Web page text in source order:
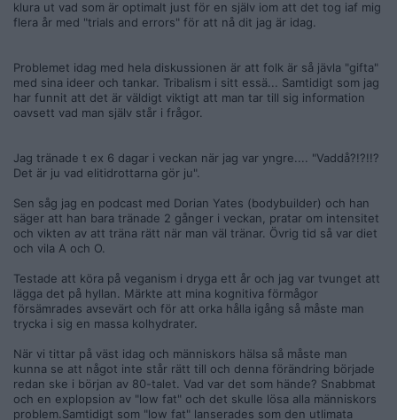
väldigt stark tro på att kosten ska skräddarsys efter våra
gener.
För som du säger du kan dricka mjölk men det är unikt för
På samma sätt tror jag att en del folkgrupper kan och
behöver mer kolhydrater än andra osv.
Vi är olika helt enkelt. Sen är jag ingen expert på carnivore
utan som nämnt i ts är detta något nytt för mig.. Dock är keto
något jag är bekant med sedan många år tillbaka.
Fö så tror jag inte ett dugg på vad grottmänniskan åt
resonemanget. Grottmänniskan åt olika beroende på vart i
världen han befann sig.
Även innuiterna äter mat från diverse plantor under
sommaren.. Dvs ingen strikt keto året runt.
Att säga att grönsaker är onyttigt per definition känns inte
helt riktigt.
så betyder inte det att något åt nyttigt. En tumör känner man
inte växa i kroppen. Att de känns bra är bara en anekdot och
tycker inte den hör hemma i just den här kontexten.. Vi ska
lyssna på hur det känns på ett personligt plan men som
allmän rekommendation, nej! Det är en känsla bara, säger
varken bu eller bä. Fakta krävs.
Såå jaa jag är inte 100% såld över carnivore..
För mycket av allt är onyttigt.
Keto är en tröttsam diet i längden och inget iallafall jag orkar
klura ut vad som är optimalt just för en själv iom att det tog iaf mig
flera år med "trials and errors" för att nå dit jag är idag.
Problemet idag med hela diskussionen är att folk är så jävla "gifta"
med sina ideer och tankar. Tribalism i sitt essä... Samtidigt som jag
har funnit att det är väldigt viktigt att man tar till sig information
oavsett vad man själv står i frågor.
Jag tränade t ex 6 dagar i veckan när jag var yngre.... "Vaddå?!?!!?
Det är ju vad elitidrottarna gör ju".
Sen såg jag en podcast med Dorian Yates (bodybuilder) och han
säger att han bara tränade 2 gånger i veckan, pratar om intensitet
och vikten av att träna rätt när man väl tränar. Övrig tid så var diet
och vila A och O.
Testade att köra på veganism i dryga ett år och jag var tvunget att
lägga det på hyllan. Märkte att mina kognitiva förmågor
försämrades avsevärt och för att orka hålla igång så måste man
trycka i sig en massa kolhydrater.
När vi tittar på väst idag och människors hälsa så måste man
kunna se att något inte står rätt till och denna förändring började
redan ske i början av 80-talet. Vad var det som hände? Snabbmat
och en explopsion av "low fat" och det skulle lösa alla människors
problem.Samtidigt som "low fat" lanserades som den utlimata